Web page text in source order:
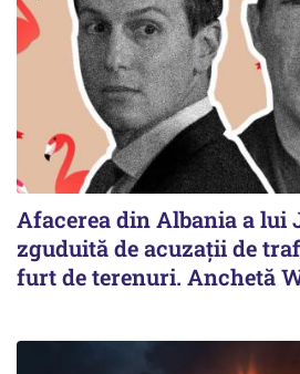
Afacerea din Albania a lui
zguduită de acuzații de
furt de terenuri. Anchetă